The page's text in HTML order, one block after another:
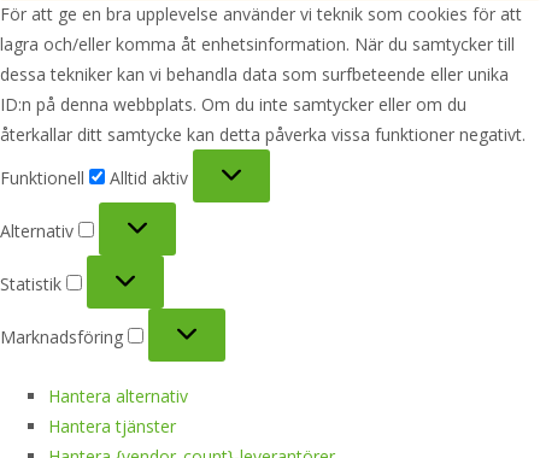
För att ge en bra upplevelse använder vi teknik som cookies för att
lagra och/eller komma åt enhetsinformation. När du samtycker till
dessa tekniker kan vi behandla data som surfbeteende eller unika
ID:n på denna webbplats. Om du inte samtycker eller om du
återkallar ditt samtycke kan detta påverka vissa funktioner negativt.
Funktionell
Alltid aktiv
Alternativ
Statistik
Marknadsföring
Hantera alternativ
Hantera tjänster